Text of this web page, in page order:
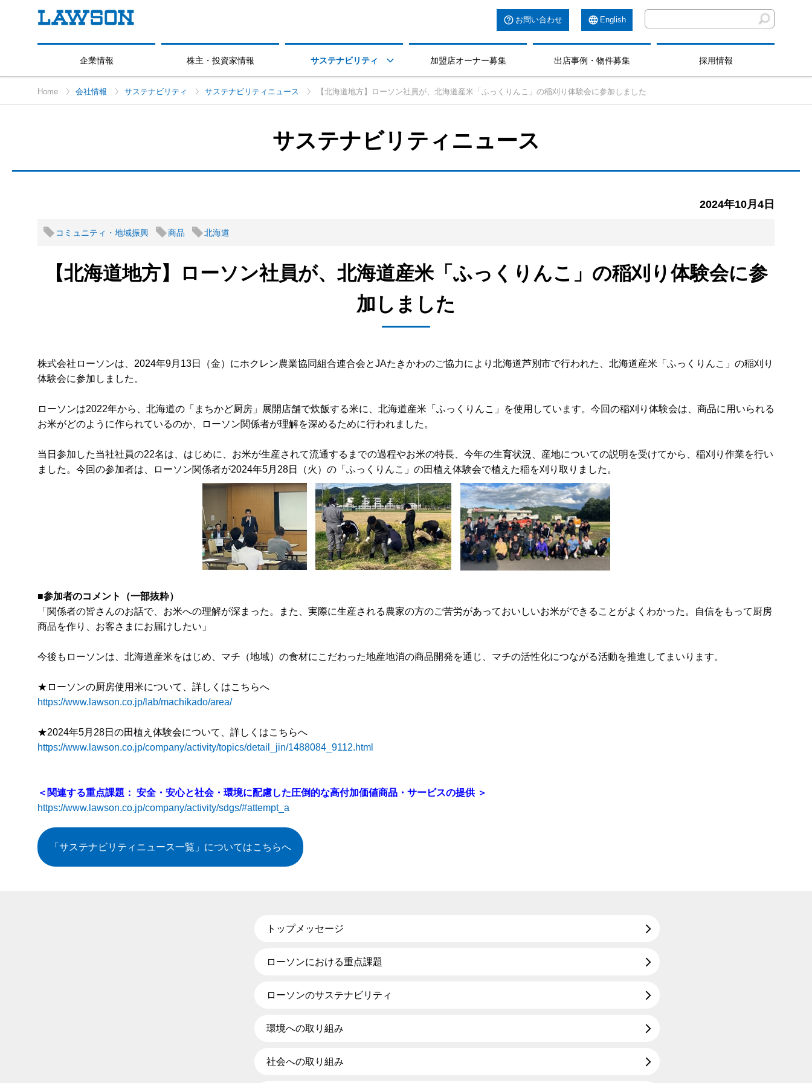
お問い合わせ English
企業情報 株主・投資家情報 サステナビリティ  加盟店オーナー募集 出店事例・物件募集 採用情報
Home 会社情報 サステナビリティ サステナビリティニュース 【北海道地方】ローソン社員が、北海道産米「ふっくりんこ」の稲刈り体験会に参加しました
サステナビリティニュース
2024年10月4日
コミュニティ・地域振興 商品 北海道
【北海道地方】ローソン社員が、北海道産米「ふっくりんこ」の稲刈り体験会に参
加しました
株式会社ローソンは、2024年9月13日（金）にホクレン農業協同組合連合会とJAたきかわのご協力により北海道芦別市で行われた、北海道産米「ふっくりんこ」の稲刈り
体験会に参加しました。
ローソンは2022年から、北海道の「まちかど厨房」展開店舗で炊飯する米に、北海道産米「ふっくりんこ」を使用しています。今回の稲刈り体験会は、商品に用いられる
お米がどのように作られているのか、ローソン関係者が理解を深めるために行われました。
当日参加した当社社員の22名は、はじめに、お米が生産されて流通するまでの過程やお米の特長、今年の生育状況、産地についての説明を受けてから、稲刈り作業を行い
ました。今回の参加者は、ローソン関係者が2024年5月28日（火）の「ふっくりんこ」の田植え体験会で植えた稲を刈り取りました。
■参加者のコメント（一部抜粋）
「関係者の皆さんのお話で、お米への理解が深まった。また、実際に生産される農家の方のご苦労があっておいしいお米ができることがよくわかった。自信をもって厨房
商品を作り、お客さまにお届けしたい」
今後もローソンは、北海道産米をはじめ、マチ（地域）の食材にこだわった地産地消の商品開発を通じ、マチの活性化につながる活動を推進してまいります。
★ローソンの厨房使用米について、詳しくはこちらへ
https://www.lawson.co.jp/lab/machikado/area/
★2024年5月28日の田植え体験会について、詳しくはこちらへ
https://www.lawson.co.jp/company/activity/topics/detail_jin/1488084_9112.html
＜関連する重点課題： 安全・安心と社会・環境に配慮した圧倒的な高付加価値商品・サービスの提供 ＞
https://www.lawson.co.jp/company/activity/sdgs/#attempt_a
「サステナビリティニュース一覧」 についてはこちらへ
トップメッセージ
ローソンにおける重点課題
ローソンのサステナビリティ
環境への取り組み
社会への取り組み